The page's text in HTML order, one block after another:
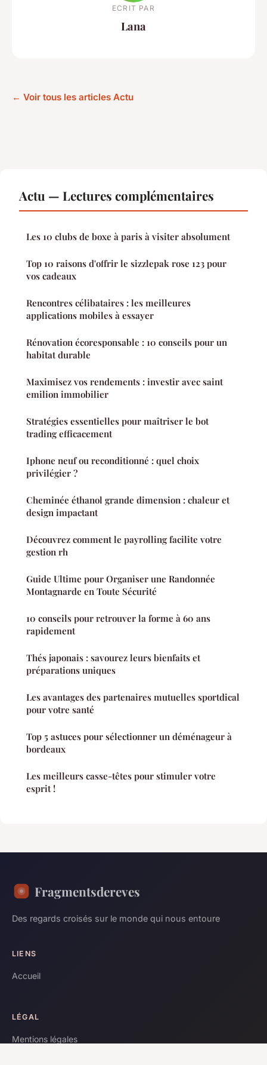
ECRIT PAR
Lana
← Voir tous les articles Actu
Actu — Lectures complémentaires
Les 10 clubs de boxe à paris à visiter absolument
Top 10 raisons d'offrir le sizzlepak rose 123 pour
vos cadeaux
Rencontres célibataires : les meilleures
applications mobiles à essayer
Rénovation écoresponsable : 10 conseils pour un
habitat durable
Maximisez vos rendements : investir avec saint
emilion immobilier
Stratégies essentielles pour maîtriser le bot
trading efficacement
Iphone neuf ou reconditionné : quel choix
privilégier ?
Cheminée éthanol grande dimension : chaleur et
design impactant
Découvrez comment le payrolling facilite votre
gestion rh
Guide Ultime pour Organiser une Randonnée
Montagnarde en Toute Sécurité
10 conseils pour retrouver la forme à 60 ans
rapidement
Thés japonais : savourez leurs bienfaits et
préparations uniques
Les avantages des partenaires mutuelles sportdical
pour votre santé
Top 5 astuces pour sélectionner un déménageur à
bordeaux
Les meilleurs casse-têtes pour stimuler votre
esprit !
Fragmentsdereves
Des regards croisés sur le monde qui nous entoure
LIENS
Accueil
LÉGAL
Mentions légales